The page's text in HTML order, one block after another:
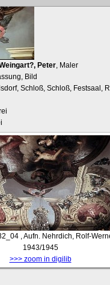
Peter , Maler
Bild
Schloß, Schloß, Festsaal,
, Aufn. Nehrdich, Rolf-
1943/1945
>>> zoom in digilib